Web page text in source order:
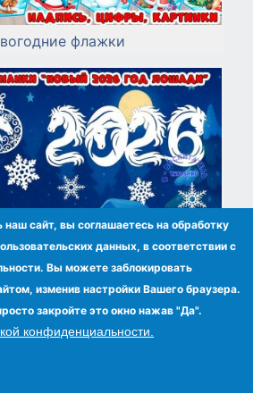
флажки
2026 год лошади"
сайт, вы соглашаетесь на обработку
данных, в соответствии с
Вы можете заблокировать
изменив настройки Вашего браузера.
закройте это окно нажав "Да".
конфиденциальности.